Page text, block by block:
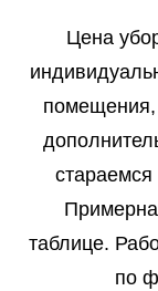
Цена
помещения,
таблице.
по